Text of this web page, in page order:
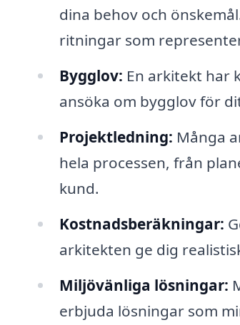
dina behov och
ritningar som
Bygglov: En arkitekt har
ansöka om bygglov för
Projektledning: Många
hela processen, från
kund.
Kostnadsberäkningar:
arkitekten ge dig
Miljövänliga lösningar:
erbjuda lösningar som